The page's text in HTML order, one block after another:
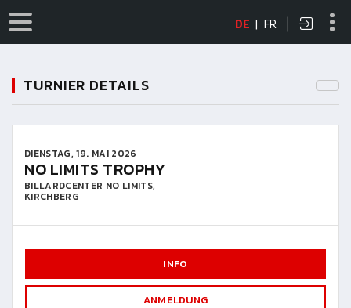
DE | FR
TURNIER DETAILS
DIENSTAG, 19. MAI 2026
NO LIMITS TROPHY
BILLARDCENTER NO LIMITS,
KIRCHBERG
INFO
ANMELDUNG